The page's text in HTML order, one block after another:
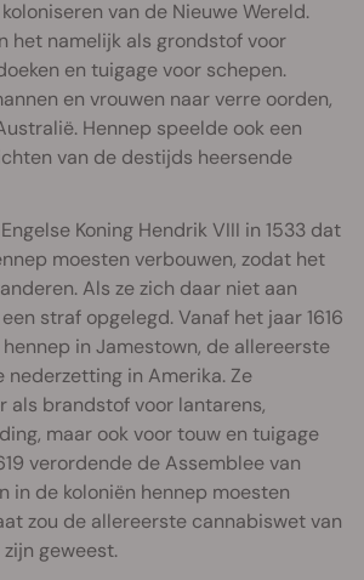
van de Nieuwe Wereld.
het namelijk als grondstof voor
en tuigage voor schepen.
en vrouwen naar verre oorden,
Hennep speelde ook een
van de destijds heersende
Koning Hendrik VIII in 1533 dat
moesten verbouwen, zodat het
Als ze zich daar niet aan
straf opgelegd. Vanaf het jaar 1616
in Jamestown, de allereerste
nederzetting in Amerika. Ze
als brandstof voor lantarens,
maar ook voor touw en tuigage
verordende de Assemblee van
in de koloniën hennep moesten
zou de allereerste cannabiswet van
geweest.